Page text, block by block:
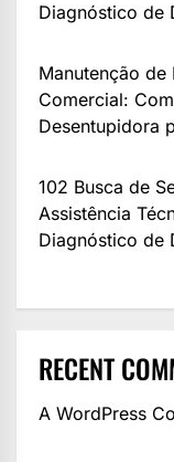
Diagnóstico de
Manutenção de
Comercial:
Desentupidora
102 Busca de
Assistência
Diagnóstico de
RECENT
A WordPress